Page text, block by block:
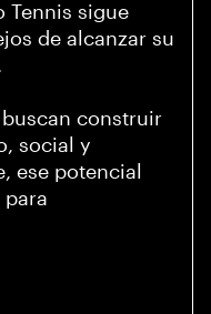
Tennis sigue
de alcanzar su
buscan construir
social y
ese potencial
para